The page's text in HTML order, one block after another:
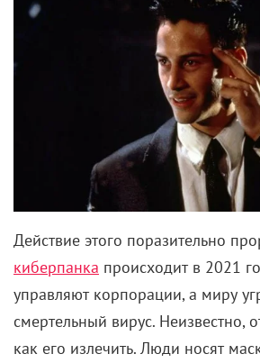
Действие этого поразительно
киберпанка происходит в 2021
управляют корпорации, а миру
смертельный вирус. Неизвестно,
как его излечить. Люди носят